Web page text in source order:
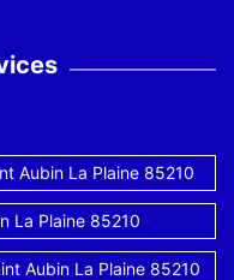
Aubin La Plaine 85210
La Plaine 85210
Aubin La Plaine 85210